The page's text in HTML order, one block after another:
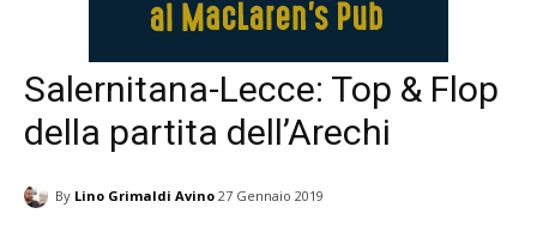
Salernitana-Lecce: Top & Flop
della partita dell’Arechi
By Lino Grimaldi Avino 27 Gennaio 2019